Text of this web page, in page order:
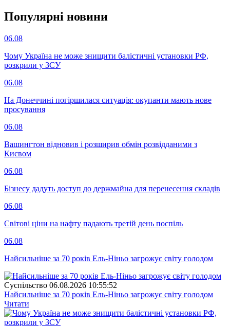
Популярнi новини
06.08
Чому Україна не може знищити балістичні установки РФ,
розкрили у ЗСУ
06.08
На Донеччині погіршилася ситуація: окупанти мають нове
просування
06.08
Вашингтон відновив і розширив обмін розвідданими з
Києвом
06.08
Бізнесу дадуть доступ до держмайна для перенесення складів
06.08
Світові ціни на нафту падають третій день поспіль
06.08
Найсильніше за 70 років Ель-Ніньо загрожує світу голодом
Суспiльство 06.08.2026 10:55:52
Найсильніше за 70 років Ель-Ніньо загрожує світу голодом
Читати